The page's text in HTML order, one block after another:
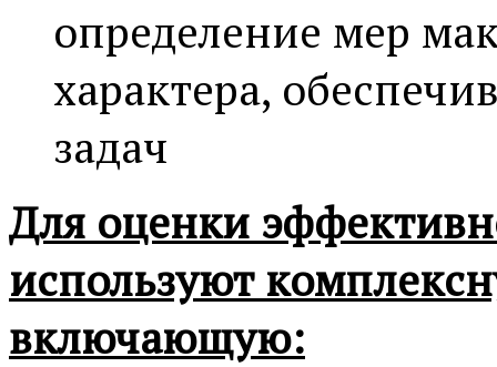
определение мер
характера,
задач
Для оценки
используют
включающую: